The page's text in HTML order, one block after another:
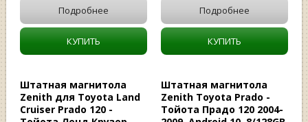
Подробнее
КУПИТЬ
Подробнее
КУПИТЬ
Штатная магнитола
Zenith для Toyota Land
Cruiser Prado 120 -
Штатная магнитола
Zenith Toyota Prado -
Тойота Прадо 120 2004-